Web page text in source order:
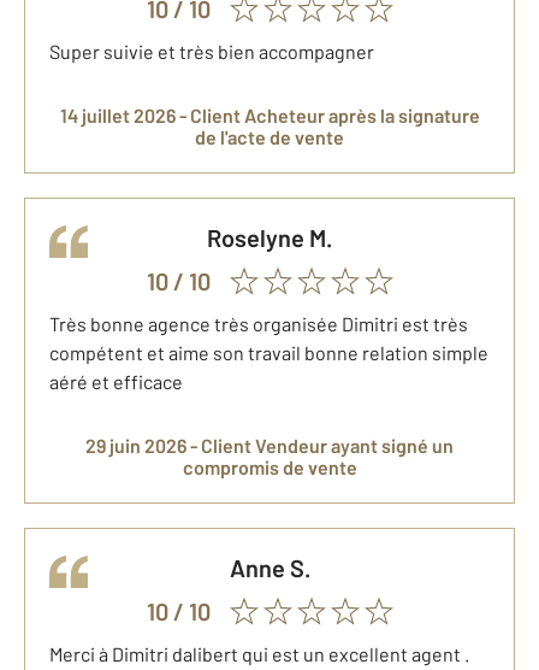
10/ 10
Super suivie et très bien accompagner
14 juillet 2026 - Client Acheteuraprès la signature
de l'acte de vente
Roselyne M.
10/ 10
Très bonne agence très organisée Dimitri est très
compétent et aime son travail bonne relation simple
aéré et efficace
29 juin 2026 - Client Vendeurayant signé un
compromis de vente
Anne S.
10/ 10
Merci à Dimitri dalibert qui est un excellent agent .